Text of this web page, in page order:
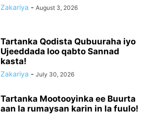
Zakariya - August 3, 2026
Tartanka Qodista Qubuuraha iyo
Ujeeddada loo qabto Sannad
kasta!
Zakariya - July 30, 2026
Tartanka Mootooyinka ee Buurta
aan la rumaysan karin in la fuulo!